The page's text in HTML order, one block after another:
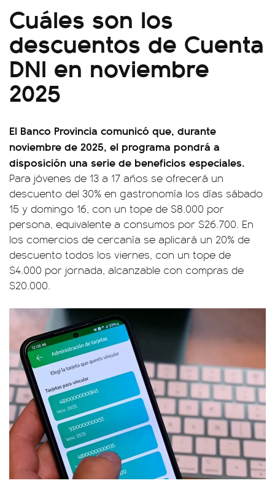
Cuáles son los
descuentos de Cuenta
DNI en noviembre
2025
El Banco Provincia comunicó que, durante
noviembre de 2025, el programa pondrá a
disposición una serie de beneficios especiales.
Para jóvenes de 13 a 17 años se ofrecerá un
descuento del 30% en gastronomía los días sábado
15 y domingo 16, con un tope de $8.000 por
persona, equivalente a consumos por $26.700. En
los comercios de cercanía se aplicará un 20% de
descuento todos los viernes, con un tope de
$4.000 por jornada, alcanzable con compras de
$20.000.